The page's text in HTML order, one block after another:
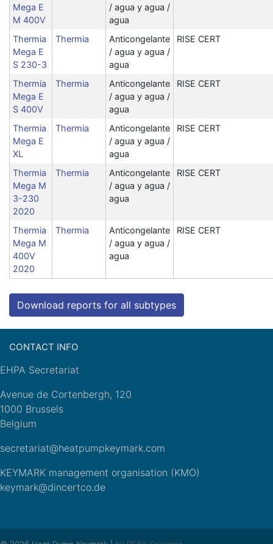
Mega E
M 400V
/ agua y agua /
agua
Thermia
Mega E
S 230-3
Thermia
Anticongelante
/ agua y agua /
agua
RISE CERT
Thermia
Mega E
S 400V
Thermia
Anticongelante
/ agua y agua /
agua
RISE CERT
Thermia
Mega E
XL
Thermia
Anticongelante
/ agua y agua /
agua
RISE CERT
Thermia
Mega M
3-230
2020
Thermia
Anticongelante
/ agua y agua /
agua
RISE CERT
Thermia
Mega M
400V
2020
Thermia
Anticongelante
/ agua y agua /
agua
RISE CERT
Download reports for all subtypes
CONTACT INFO
EHPA Secretariat
Avenue de Cortenbergh, 120
1000 Brussels
Belgium
secretariat@heatpumpkeymark.com
KEYMARK management organisation (KMO)
keymark@dincertco.de